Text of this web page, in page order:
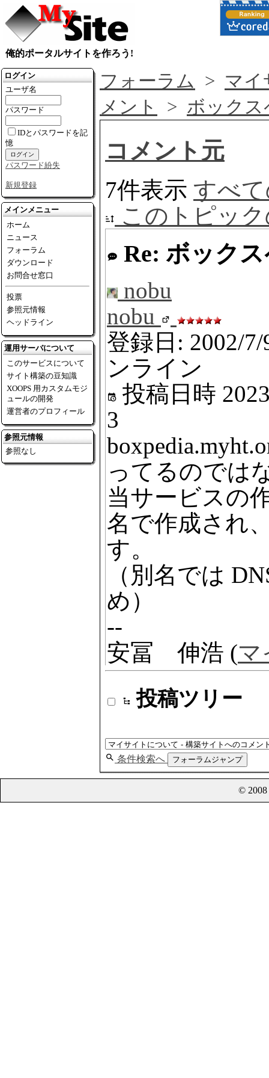
俺的ポータルサイトを作ろう!
ログイン
ユーザ名
パスワード
IDとパスワードを記
憶
パスワード紛失
新規登録
メインメニュー
ホーム
ニュース
フォーラム
ダウンロード
お問合せ窓口
投票
参照元情報
ヘッドライン
運用サーバについて
このサービスについて
サイト構築の豆知識
XOOPS 用カスタムモジ
ュールの開発
運営者のプロフィール
参照元情報
参照なし
フォーラム > マイ
メント
> ボック
コメント元
7件表示 すべ
このトピッ
Re: ボック
nobu
nobu
登録日: 2002/7/
ンライン
投稿日時
3
ってるのでは
当サービスの
名で作成され
す。
（別名では
め）
--
安冨 伸浩 (マ
投稿ツリー
条件検索へ フォーラムジャンプ
© 2008